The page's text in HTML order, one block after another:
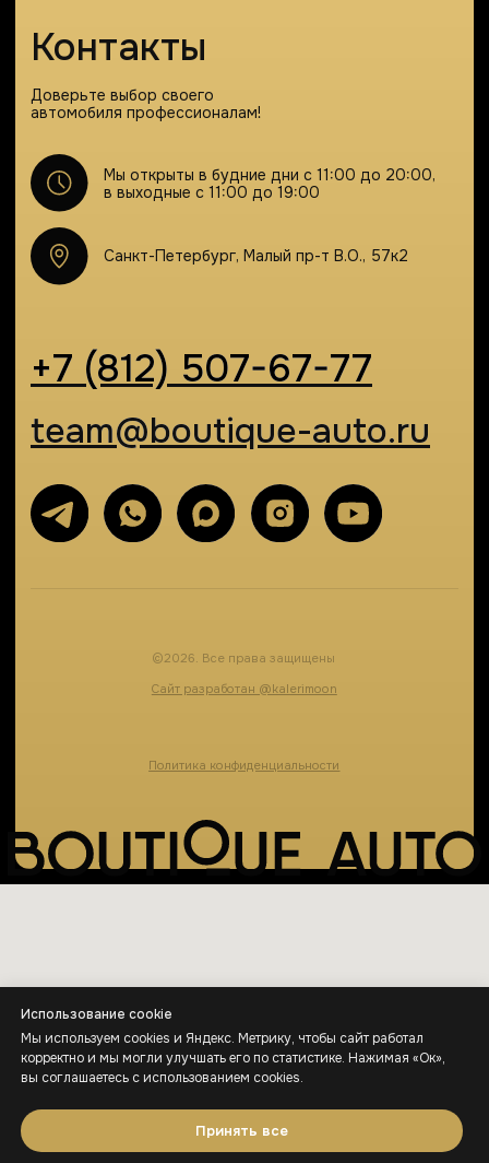
Использование cookie
Мы используем cookies и Яндекс. Метрику, чтобы сайт работал
корректно и мы могли улучшать его по статистике. Нажимая «Ок»,
вы соглашаетесь с использованием cookies.
Принять все